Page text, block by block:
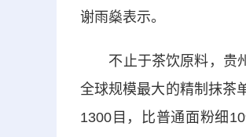
谢雨燊表示。
不止于茶饮原料，贵州
全球规模最大的精制抹茶
1300目，比普通面粉细